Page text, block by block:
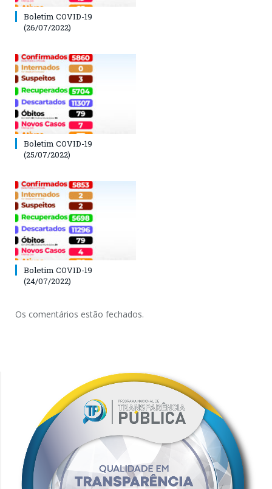
Boletim COVID-19
(26/07/2022)
Boletim COVID-19
(25/07/2022)
Boletim COVID-19
(24/07/2022)
Os comentários estão fechados.